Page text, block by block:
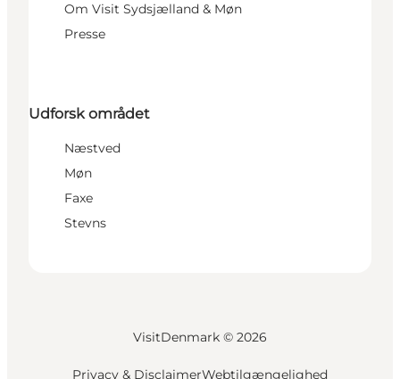
Om Visit Sydsjælland & Møn
Presse
Udforsk området
Næstved
Møn
Faxe
Stevns
VisitDenmark © 2026
Privacy & DisclaimerWebtilgængelighed